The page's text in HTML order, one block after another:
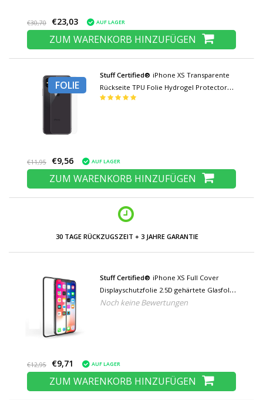
€30,70 €23,03 AUF LAGER
ZUM WARENKORB HINZUFÜGEN
FOLIE
Stuff Certified® iPhone XS Transparente
Rückseite TPU Folie Hydrogel Protector
Protector Cover Hülle
€11,95 €9,56 AUF LAGER
ZUM WARENKORB HINZUFÜGEN
30 TAGE RÜCKZUGSZEIT + 3 JAHRE GARANTIE
Stuff Certified® iPhone XS Full Cover
Displayschutzfolie 2.5D gehärtete Glasfolie
gehärtete Glasgläser
Noch keine Bewertungen
€12,95 €9,71 AUF LAGER
ZUM WARENKORB HINZUFÜGEN